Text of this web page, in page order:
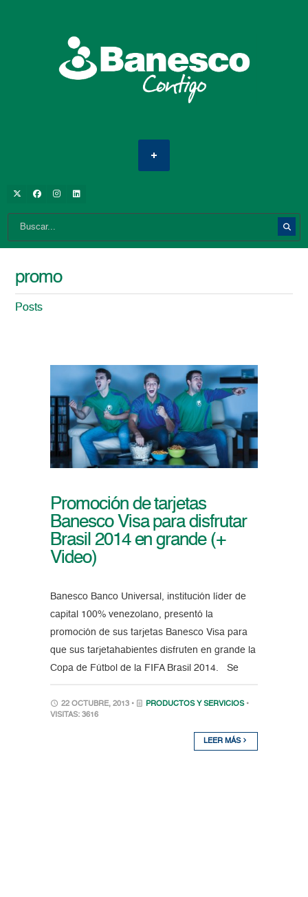
promo
Posts
Promoción de tarjetas
Banesco Visa para disfrutar
Brasil 2014 en grande (+
Video)
Banesco Banco Universal, institución líder de
capital 100% venezolano, presentó la
promoción de sus tarjetas Banesco Visa para
que sus tarjetahabientes disfruten en grande la
Copa de Fútbol de la FIFA Brasil 2014. Se
22 OCTUBRE, 2013 • PRODUCTOS Y SERVICIOS •
VISITAS: 3616
LEER MÁS